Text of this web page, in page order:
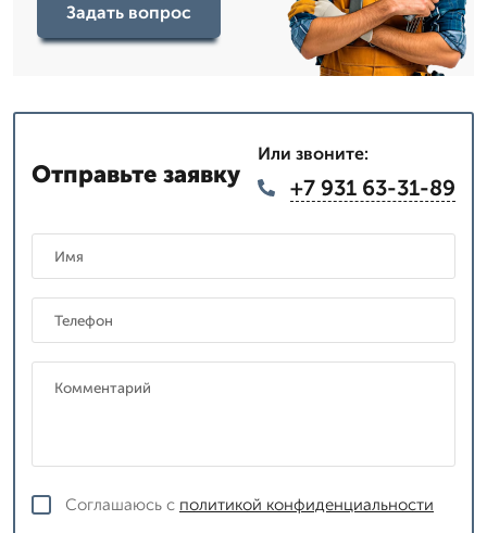
Задать вопрос
Отправьте заявку
Или звоните:
+7 931 63-31-89
Соглашаюсь с политикой конфиденциальности